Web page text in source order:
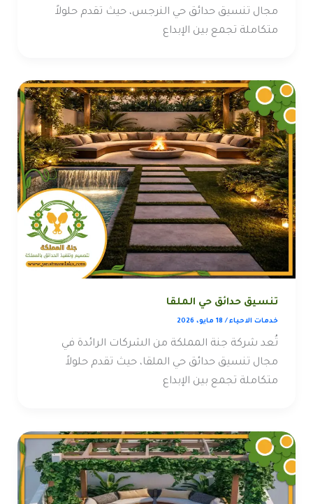
مجال تنسيق حدائق حي النرجس، حيث تقدم حلولاً
متكاملة تجمع بين الإبداع
تنسيق حدائق حي الملقا
خدمات الاحياء/ 18 مايو، 2026
تُعد شركة جنة المملكة من الشركات الرائدة في
مجال تنسيق حدائق حي الملقا، حيث تقدم حلولاً
متكاملة تجمع بين الإبداع